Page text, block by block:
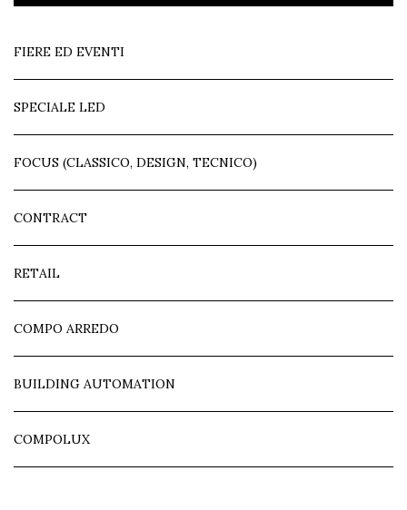
FIERE ED EVENTI
SPECIALE LED
FOCUS (CLASSICO, DESIGN, TECNICO)
CONTRACT
RETAIL
COMPO ARREDO
BUILDING AUTOMATION
COMPOLUX